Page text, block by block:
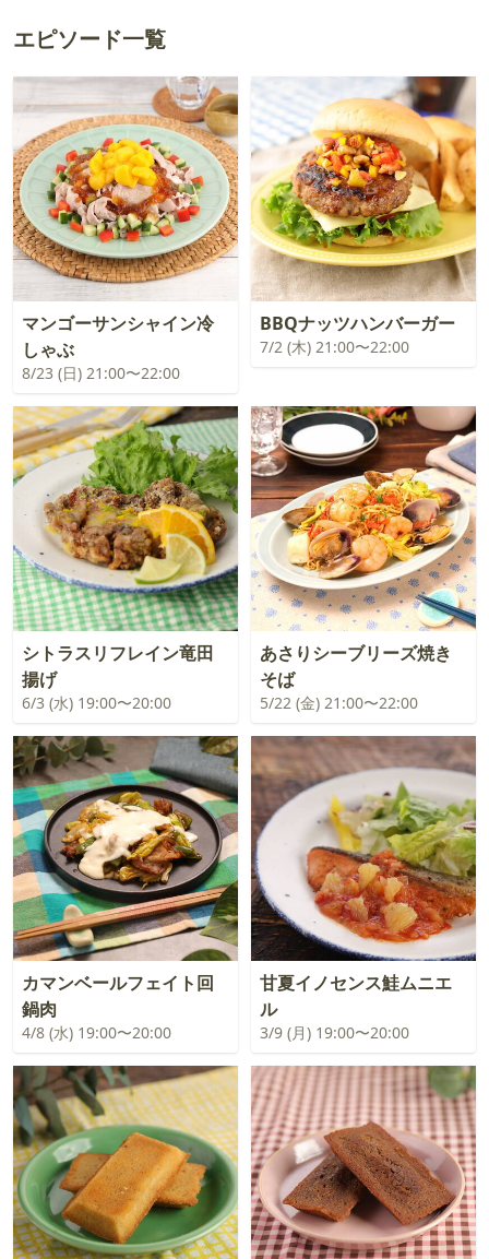
エピソード一覧
マンゴーサンシャイン冷
しゃぶ
8/23 (日) 21:00〜22:00
BBQナッツハンバーガー
7/2 (木) 21:00〜22:00
シトラスリフレイン竜田
揚げ
6/3 (水) 19:00〜20:00
あさりシーブリーズ焼き
そば
5/22 (金) 21:00〜22:00
カマンベールフェイト回
鍋肉
4/8 (水) 19:00〜20:00
甘夏イノセンス鮭ムニエ
ル
3/9 (月) 19:00〜20:00